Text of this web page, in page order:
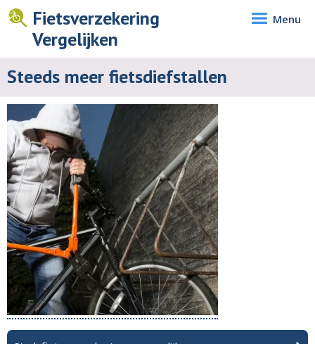
Fietsverzekering
Vergelijken
Menu
Steeds meer fietsdiefstallen